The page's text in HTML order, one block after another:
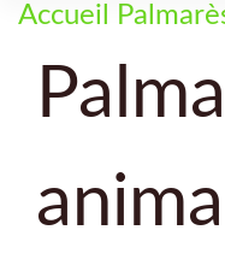
?
Accueil